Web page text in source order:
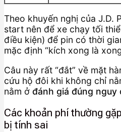
Theo khuyến nghị của J.D.
start nên để xe chạy tối
điều kiện) để pin có thời
mặc định “kích xong là
Câu này rất “đắt” về mặt
cứu hộ đôi khi không chỉ
nằm ở đánh giá đúng nguy
Các khoản phí thường
bị tính sai